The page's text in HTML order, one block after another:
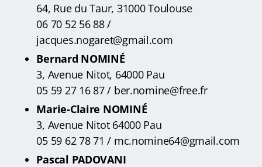
64, Rue du Taur, 31000 Toulouse
06 70 52 56 88 /
jacques.nogaret@gmail.com
Bernard NOMINÉ
3, Avenue Nitot, 64000 Pau
05 59 27 16 87 / ber.nomine@free.fr
Marie-Claire NOMINÉ
3, Avenue Nitot 64000 Pau
05 59 62 78 71 / mc.nomine64@gmail.com
Pascal PADOVANI